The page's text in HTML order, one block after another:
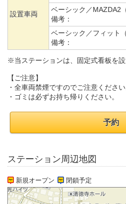
設置車両
ベーシック／MAZDA2（
備考：
ベーシック／フィット
備考：
※当ステーションは、固定式看板を設
【ご注意】
・全車両禁煙ですのでご注意ください
・ゴミは必ずお持ち帰りください。
予約
ステーション周辺地図
新規オープン 閉鎖予定